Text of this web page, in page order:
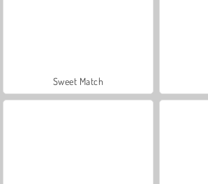
Sweet Match